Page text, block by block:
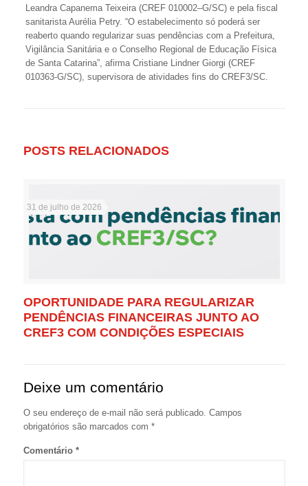
Leandra Capanema Teixeira (CREF 010002–G/SC) e pela fiscal
sanitarista Aurélia Petry. “O estabelecimento só poderá ser
reaberto quando regularizar suas pendências com a Prefeitura,
Vigilância Sanitária e o Conselho Regional de Educação Física
de Santa Catarina”, afirma Cristiane Lindner Giorgi (CREF
010363-G/SC), supervisora de atividades fins do CREF3/SC.
POSTS RELACIONADOS
31 de julho de 2026
OPORTUNIDADE PARA REGULARIZAR
PENDÊNCIAS FINANCEIRAS JUNTO AO
CREF3 COM CONDIÇÕES ESPECIAIS
Deixe um comentário
O seu endereço de e-mail não será publicado. Campos
obrigatórios são marcados com *
Comentário *